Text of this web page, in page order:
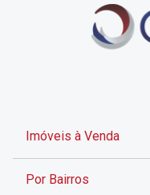
Imóveis à Venda
Por Bairros